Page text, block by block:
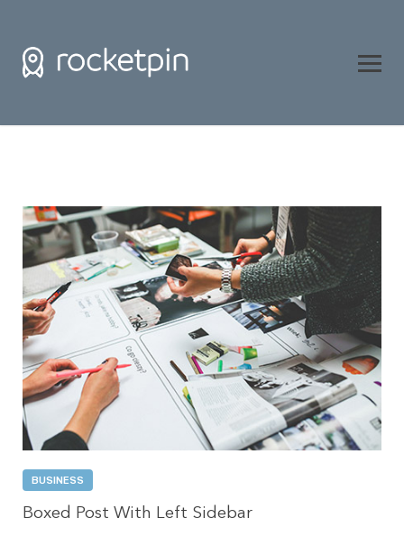
BUSINESS
Boxed Post With Left Sidebar